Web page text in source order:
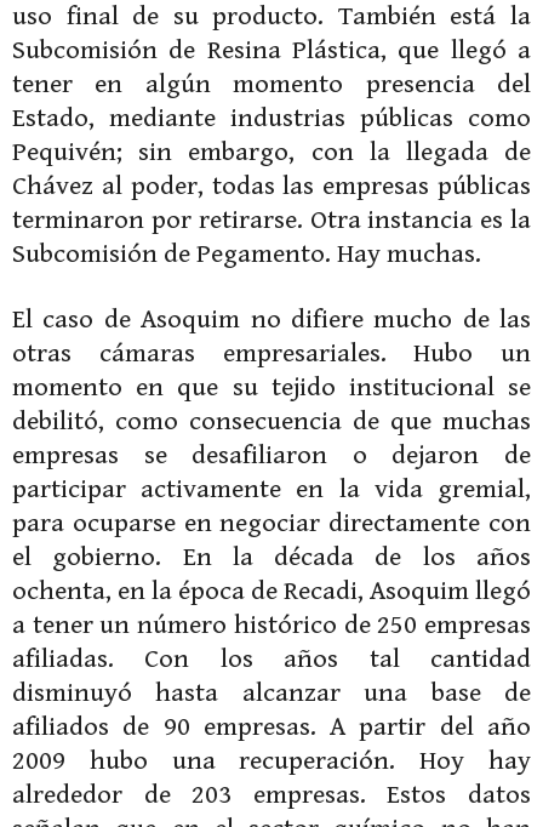
uso final de su producto. También está la
Subcomisión de Resina Plástica, que llegó a
tener en algún momento presencia del
Estado, mediante industrias públicas como
Pequivén; sin embargo, con la llegada de
Chávez al poder, todas las empresas públicas
terminaron por retirarse. Otra instancia es la
Subcomisión de Pegamento. Hay muchas.
El caso de Asoquim no difiere mucho de las
otras cámaras empresariales. Hubo un
momento en que su tejido institucional se
debilitó, como consecuencia de que muchas
empresas se desafiliaron o dejaron de
participar activamente en la vida gremial,
para ocuparse en negociar directamente con
el gobierno. En la década de los años
ochenta, en la época de Recadi, Asoquim llegó
a tener un número histórico de 250 empresas
afiliadas. Con los años tal cantidad
disminuyó hasta alcanzar una base de
afiliados de 90 empresas. A partir del año
2009 hubo una recuperación. Hoy hay
alrededor de 203 empresas. Estos datos